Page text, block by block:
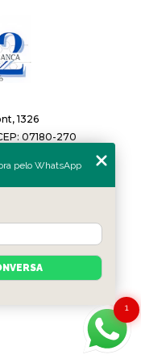
1326
07180-270
17:48h
1
pelo WhatsApp